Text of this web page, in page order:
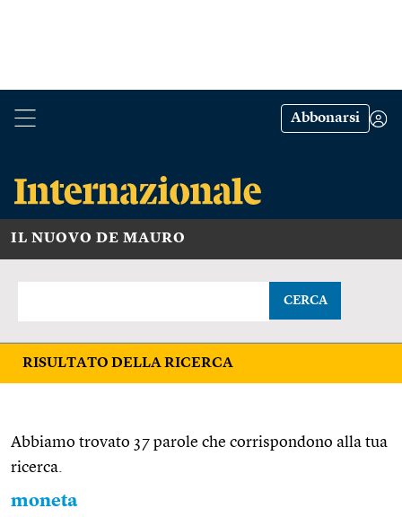
Abbonarsi
IL NUOVO DE MAURO
CERCA
RISULTATO DELLA RICERCA
Abbiamo trovato 37 parole che corrispondono alla tua
ricerca.
moneta